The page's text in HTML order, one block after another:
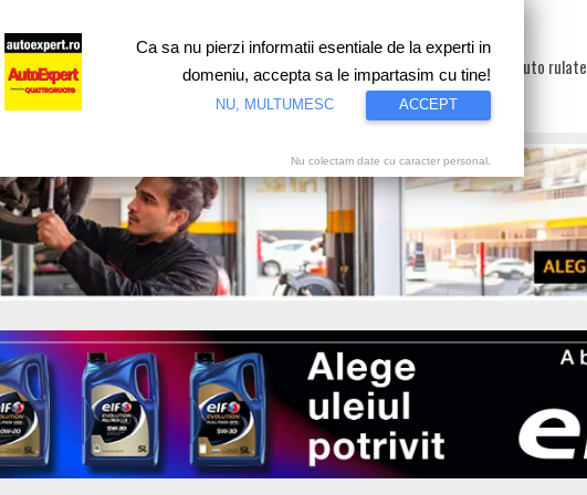
Test drive Motorsport Proiecte speciale Video Auto rulate
Ca sa nu pierzi informatii esentiale de la experti in
domeniu, accepta sa le impartasim cu tine!
NU, MULTUMESC ACCEPT
Nu colectam date cu caracter personal.